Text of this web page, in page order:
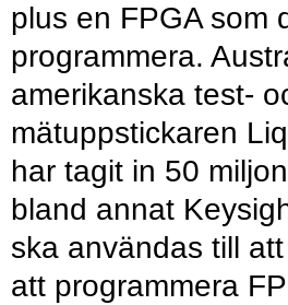
plus en FPGA som
programmera.
amerikanska test-
mätuppstickaren
har tagit in 50
bland annat
ska användas till
att programmera